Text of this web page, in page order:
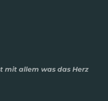
mit allem was das Herz